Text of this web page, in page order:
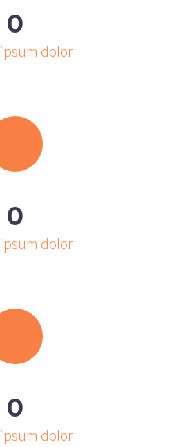
0
dolor
0
dolor
0
dolor